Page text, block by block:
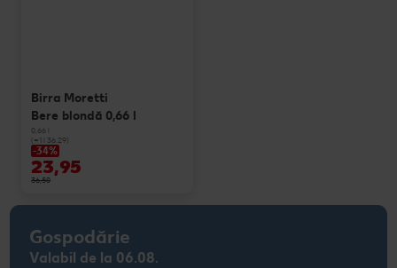
Birra Moretti
Bere blondă 0,66 l
0,66 l
(=1 l 36.29)
-34%
23,95
36,50
Gospodărie
Valabil de la 06.08.